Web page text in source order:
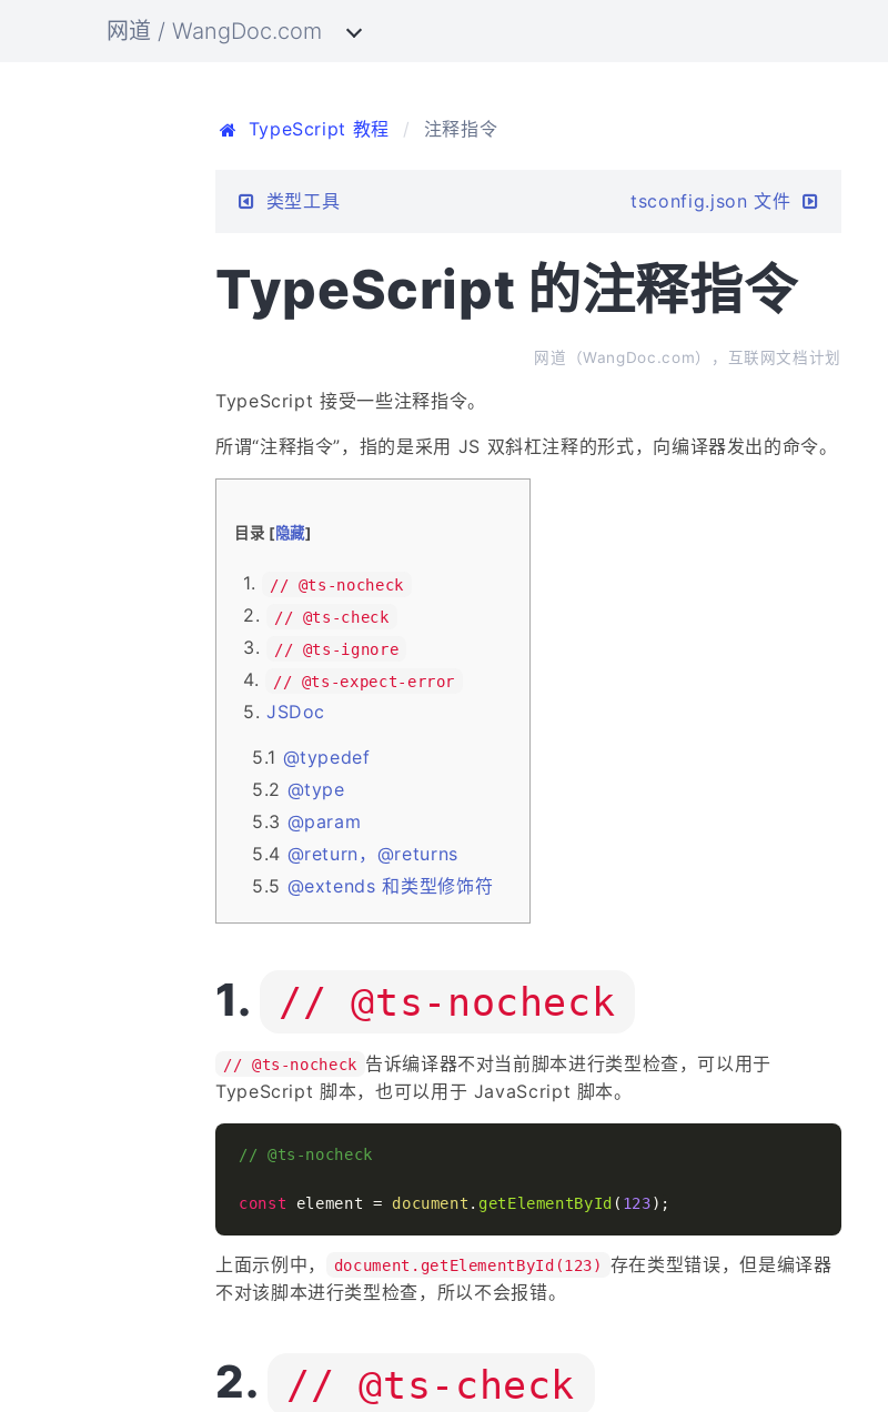
网道 / WangDoc.com
TypeScript 教程 注释指令
类型工具 tsconfig.json 文件
TypeScript 的注释指令
网道（WangDoc.com），互联网文档计划
TypeScript 接受一些注释指令。
所谓“注释指令”，指的是采用 JS 双斜杠注释的形式，向编译器发出的命令。
目录 [隐藏]
// @ts-nocheck
// @ts-check
// @ts-ignore
// @ts-expect-error
JSDoc
@typedef
@type
@param
@return，@returns
@extends 和类型修饰符
// @ts-nocheck
// @ts-nocheck 告诉编译器不对当前脚本进行类型检查，可以用于
TypeScript 脚本，也可以用于 JavaScript 脚本。
// @ts-nocheck
const element = document . getElementById ( 123
上面示例中， document.getElementById(123)
存在类型错误，但是编译器
不对该脚本进行类型检查，所以不会报错。
// @ts-check